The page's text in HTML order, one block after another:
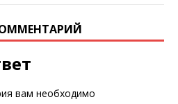
вам необходимо